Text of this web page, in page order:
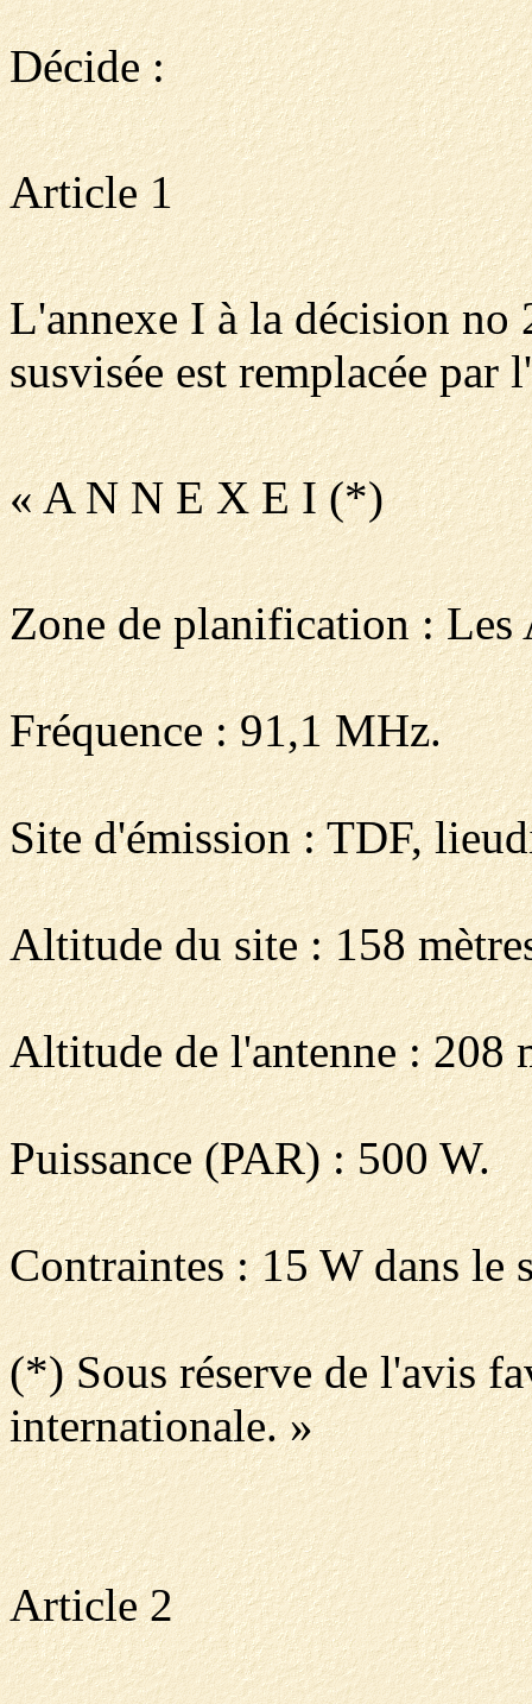
Décide :
Article 1
L'annexe I à la décision
susvisée est remplacée par
« A N N E X E I (*)
Zone de planification : Les
Fréquence : 91,1 MHz.
Site d'émission : TDF,
Altitude du site : 158
Altitude de l'antenne : 208
Puissance (PAR) : 500 W.
Contraintes : 15 W dans le
(*) Sous réserve de l'avis
internationale. »
Article 2